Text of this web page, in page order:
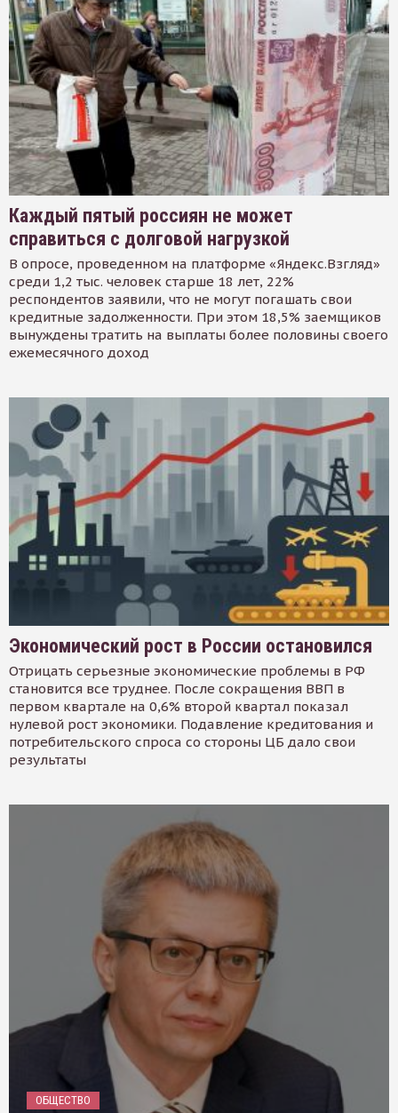
Каждый пятый россиян не может
справиться с долговой нагрузкой
В опросе, проведенном на платформе «Яндекс.Взгляд»
среди 1,2 тыс. человек старше 18 лет, 22%
респондентов заявили, что не могут погашать свои
кредитные задолженности. При этом 18,5% заемщиков
вынуждены тратить на выплаты более половины своего
ежемесячного доход
Экономический рост в России остановился
Отрицать серьезные экономические проблемы в РФ
становится все труднее. После сокращения ВВП в
первом квартале на 0,6% второй квартал показал
нулевой рост экономики. Подавление кредитования и
потребительского спроса со стороны ЦБ дало свои
результаты
ОБЩЕСТВО